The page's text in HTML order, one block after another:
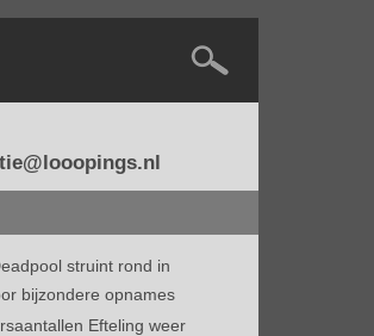
struint rond in
bijzondere opnames
Efteling weer